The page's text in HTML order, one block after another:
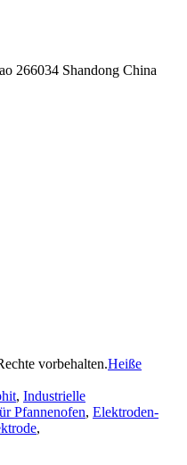
266034 Shandong China
vorbehalten.Heiße
, Industrielle
Pfannenofen, Elektroden-
,